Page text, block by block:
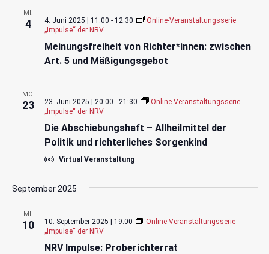
MI.
4
Meinungsfreiheit von Richter*innen: zwischen
Art. 5 und Mäßigungsgebot
4. Juni 2025 | 11:00 - 12:30
Online-Veranstaltungsserie
„Impulse“ der NRV
MO.
23
Die Abschiebungshaft – Allheilmittel der
Politik und richterliches Sorgenkind
23. Juni 2025 | 20:00 - 21:30
Online-Veranstaltungsserie
„Impulse“ der NRV
Virtual Veranstaltung
September 2025
MI.
10
NRV Impulse: Proberichterrat
10. September 2025 | 19:00
Online-Veranstaltungsserie
„Impulse“ der NRV